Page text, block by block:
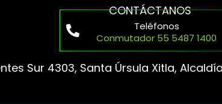
CONTÁCTANOS
Teléfonos
Conmutador 55 5487 1400
Sur 4303, Santa Úrsula Xitla,